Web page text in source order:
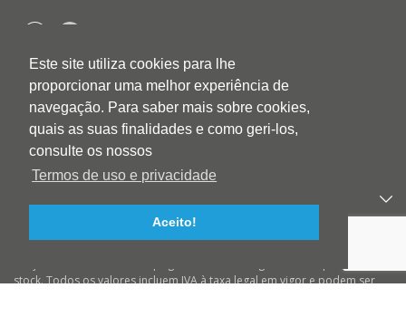
Este site utiliza cookies para lhe
proporcionar uma melhor experiência de
navegação. Para saber mais sobre cookies,
quais as suas finalidades e como geri-los,
consulte os nossos
Termos de uso e privacidade
Aceito!
QUEM SOMOS
QUALIDADE
AMBIENTE
BLOG
CONTACTOS
stock. Todos os valores incluem IVA à taxa legal em vigor e podem ser